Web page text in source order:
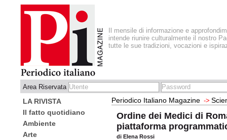
Il mensile di informazione e
intende riunire culturalmente il nostro
tutte le sue tradizioni, vocazioni e
Area Riservata
LA RIVISTA
Il fatto quotidiano
Ambiente
Arte
Periodico Italiano Magazine ->
Ordine dei Medici di
piattaforma
di Elena Rossi